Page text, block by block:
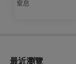
窒息
最近瀏覽